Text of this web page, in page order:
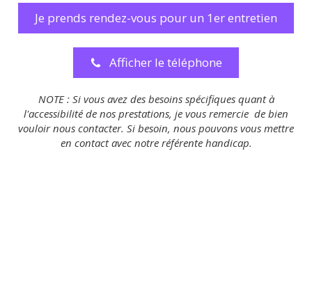
Je prends rendez-vous pour un 1er entretien
Afficher le téléphone
NOTE : Si vous avez des besoins spécifiques quant à
l'accessibilité de nos prestations, je vous remercie de bien
vouloir nous contacter. Si besoin, nous pouvons vous mettre
en contact avec notre référente handicap.